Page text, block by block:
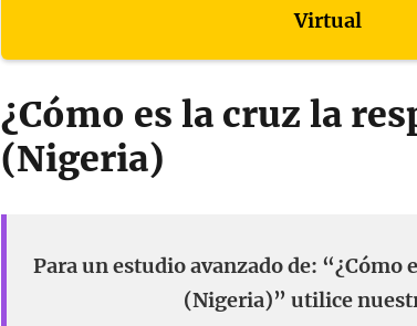
Virtual
¿Cómo es la cruz la
(Nigeria)
Para un estudio avanzado de: “¿Cómo
(Nigeria)” utilice